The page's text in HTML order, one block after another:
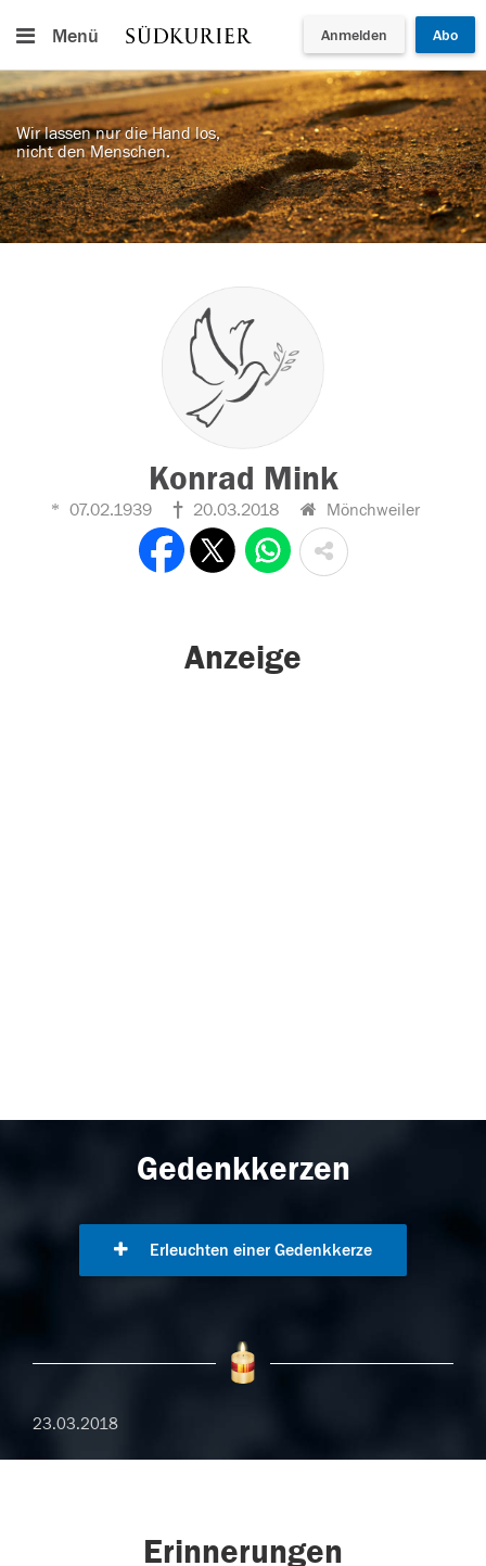
Menü Anmelden Abo
Wir lassen nur die Hand los,
nicht den Menschen.
Konrad Mink
07.02.1939 20.03.2018 Mönchweiler
Anzeige
Gedenkkerzen
Erleuchten einer Gedenkkerze
23.03.2018
Erinnerungen